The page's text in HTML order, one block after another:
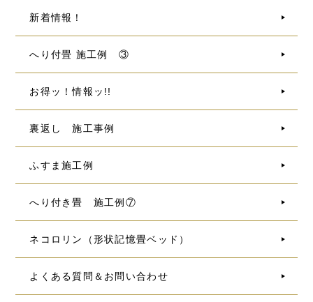
新着情報！
へり付畳 施工例 ③
お得ッ！情報ッ!!
裏返し 施工事例
ふすま施工例
へり付き畳 施工例⑦
ネコロリン（形状記憶畳ベッド）
よくある質問＆お問い合わせ